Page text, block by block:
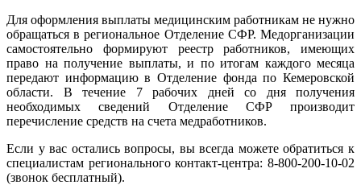
Для оформления выплаты медицинским работникам не нужно
обращаться в региональное Отделение СФР. Медорганизации
самостоятельно формируют реестр работников, имеющих
право на получение выплаты, и по итогам каждого месяца
передают информацию в Отделение фонда по Кемеровской
области. В течение 7 рабочих дней со дня получения
необходимых сведений Отделение СФР производит
перечисление средств на счета медработников.
Если у вас остались вопросы, вы всегда можете обратиться к
специалистам регионального контакт-центра: 8-800-200-10-02
(звонок бесплатный).